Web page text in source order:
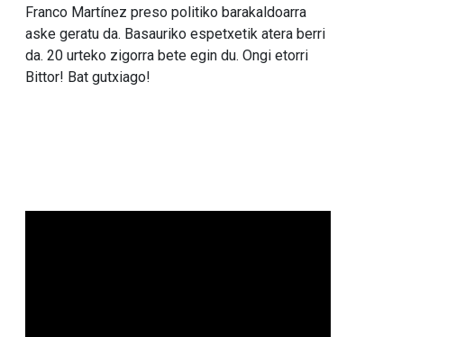
Franco Martínez preso politiko barakaldoarra
aske geratu da. Basauriko espetxetik atera berri
da. 20 urteko zigorra bete egin du. Ongi etorri
Bittor! Bat gutxiago!